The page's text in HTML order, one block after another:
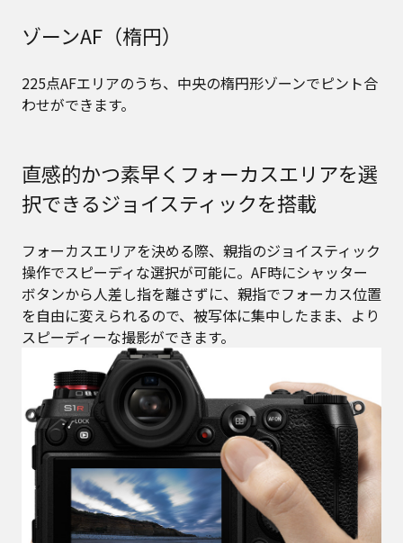
ゾーンAF（楕円）
225点AFエリアのうち、中央の楕円形ゾーンでピント合
わせができます。
直感的かつ素早くフォーカスエリアを選
択できるジョイスティックを搭載
フォーカスエリアを決める際、親指のジョイスティック
操作でスピーディな選択が可能に。AF時にシャッター
ボタンから人差し指を離さずに、親指でフォーカス位置
を自由に変えられるので、被写体に集中したまま、より
スピーディーな撮影ができます。